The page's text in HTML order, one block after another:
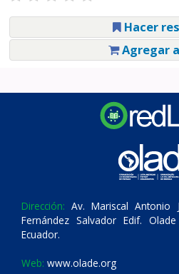
Hacer
Agregar
Dirección: Av. Mariscal Antonio
Fernández Salvador Edif.
Ecuador.
Web: www.olade.org